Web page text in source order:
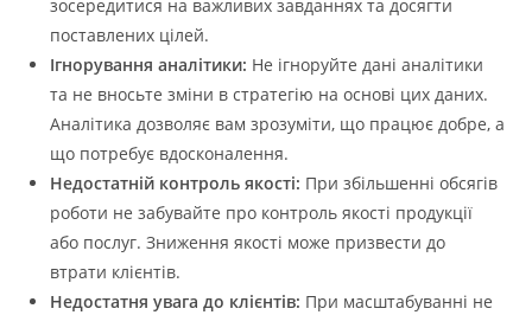
зосередитися на важливих завданнях та досягти
поставлених цілей.
Ігнорування аналітики: Не ігноруйте дані аналітики
та не вносьте зміни в стратегію на основі цих даних.
Аналітика дозволяє вам зрозуміти, що працює добре, а
що потребує вдосконалення.
Недостатній контроль якості: При збільшенні обсягів
роботи не забувайте про контроль якості продукції
або послуг. Зниження якості може призвести до
втрати клієнтів.
Недостатня увага до клієнтів: При масштабуванні не